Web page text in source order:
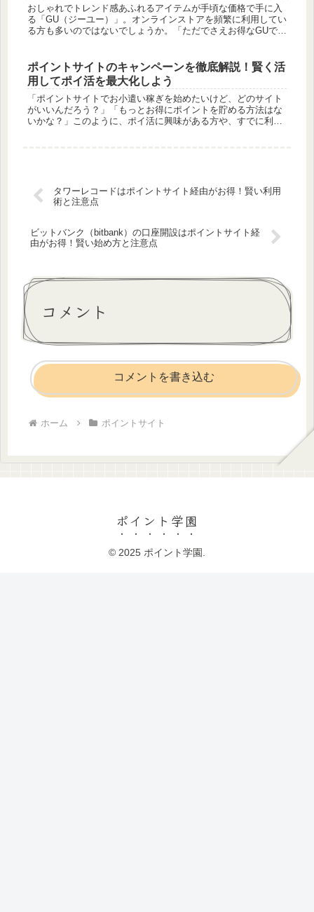
おしゃれでトレンド感あふれるアイテムが手頃な価格で手に入
る「GU（ジーユー）」。オンラインストアを頻繁に利用してい
る方も多いのではないでしょうか。「ただでさえお得なGUで、
ポイントサイトのキャンペーンを徹底解説！賢く活
用してポイ活を最大化しよう
「ポイントサイトでお小遣い稼ぎを始めたいけど、どのサイト
がいいんだろう？」「もっとお得にポイントを貯める方法はな
いかな？」このように、ポイ活に興味がある方や、すでに利用
タワーレコードはポイントサイト経由がお得！賢い利用
術と注意点
ビットバンク（bitbank）の口座開設はポイントサイト経
由がお得！賢い始め方と注意点
コメント
コメントを書き込む
ホーム ポイントサイト
ポイント学園
© 2025 ポイント学園.